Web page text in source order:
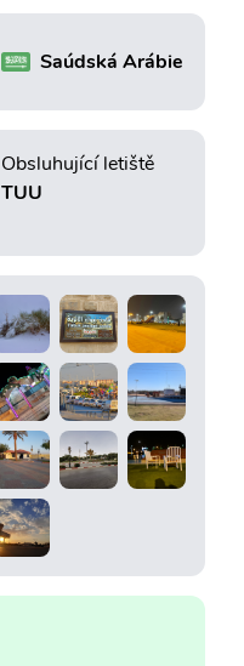
Saúdská Arábie
Obsluhující letiště
TUU